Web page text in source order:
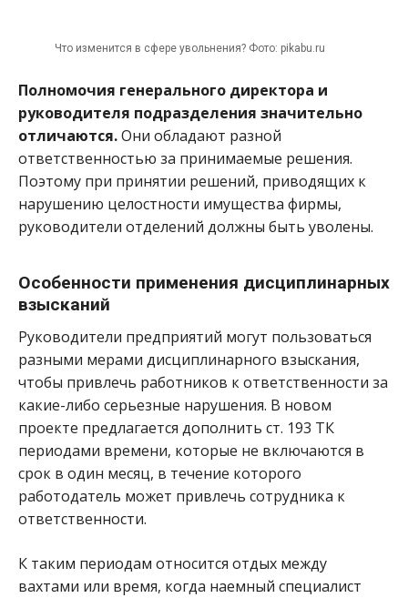
Что изменится в сфере увольнения? Фото: pikabu.ru
Полномочия генерального директора и
руководителя подразделения значительно
отличаются.Они обладают разной
ответственностью за принимаемые решения.
Поэтому при принятии решений, приводящих к
нарушению целостности имущества фирмы,
руководители отделений должны быть уволены.
Особенности применения дисциплинарных
взысканий
Руководители предприятий могут пользоваться
разными мерами дисциплинарного взыскания,
чтобы привлечь работников к ответственности за
какие-либо серьезные нарушения. В новом
проекте предлагается дополнить ст. 193 ТК
периодами времени, которые не включаются в
срок в один месяц, в течение которого
работодатель может привлечь сотрудника к
ответственности.
К таким периодам относится отдых между
вахтами или время, когда наемный специалист